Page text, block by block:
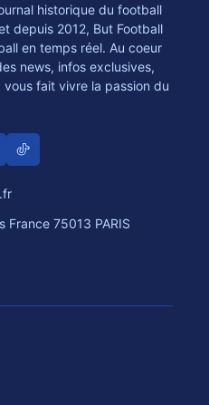
historique du football
depuis 2012, But Football
en temps réel. Au coeur
news, infos exclusives,
fait vivre la passion du
France 75013 PARIS